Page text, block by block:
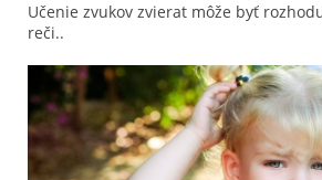
Učenie zvukov zvierat môže byť
reči..